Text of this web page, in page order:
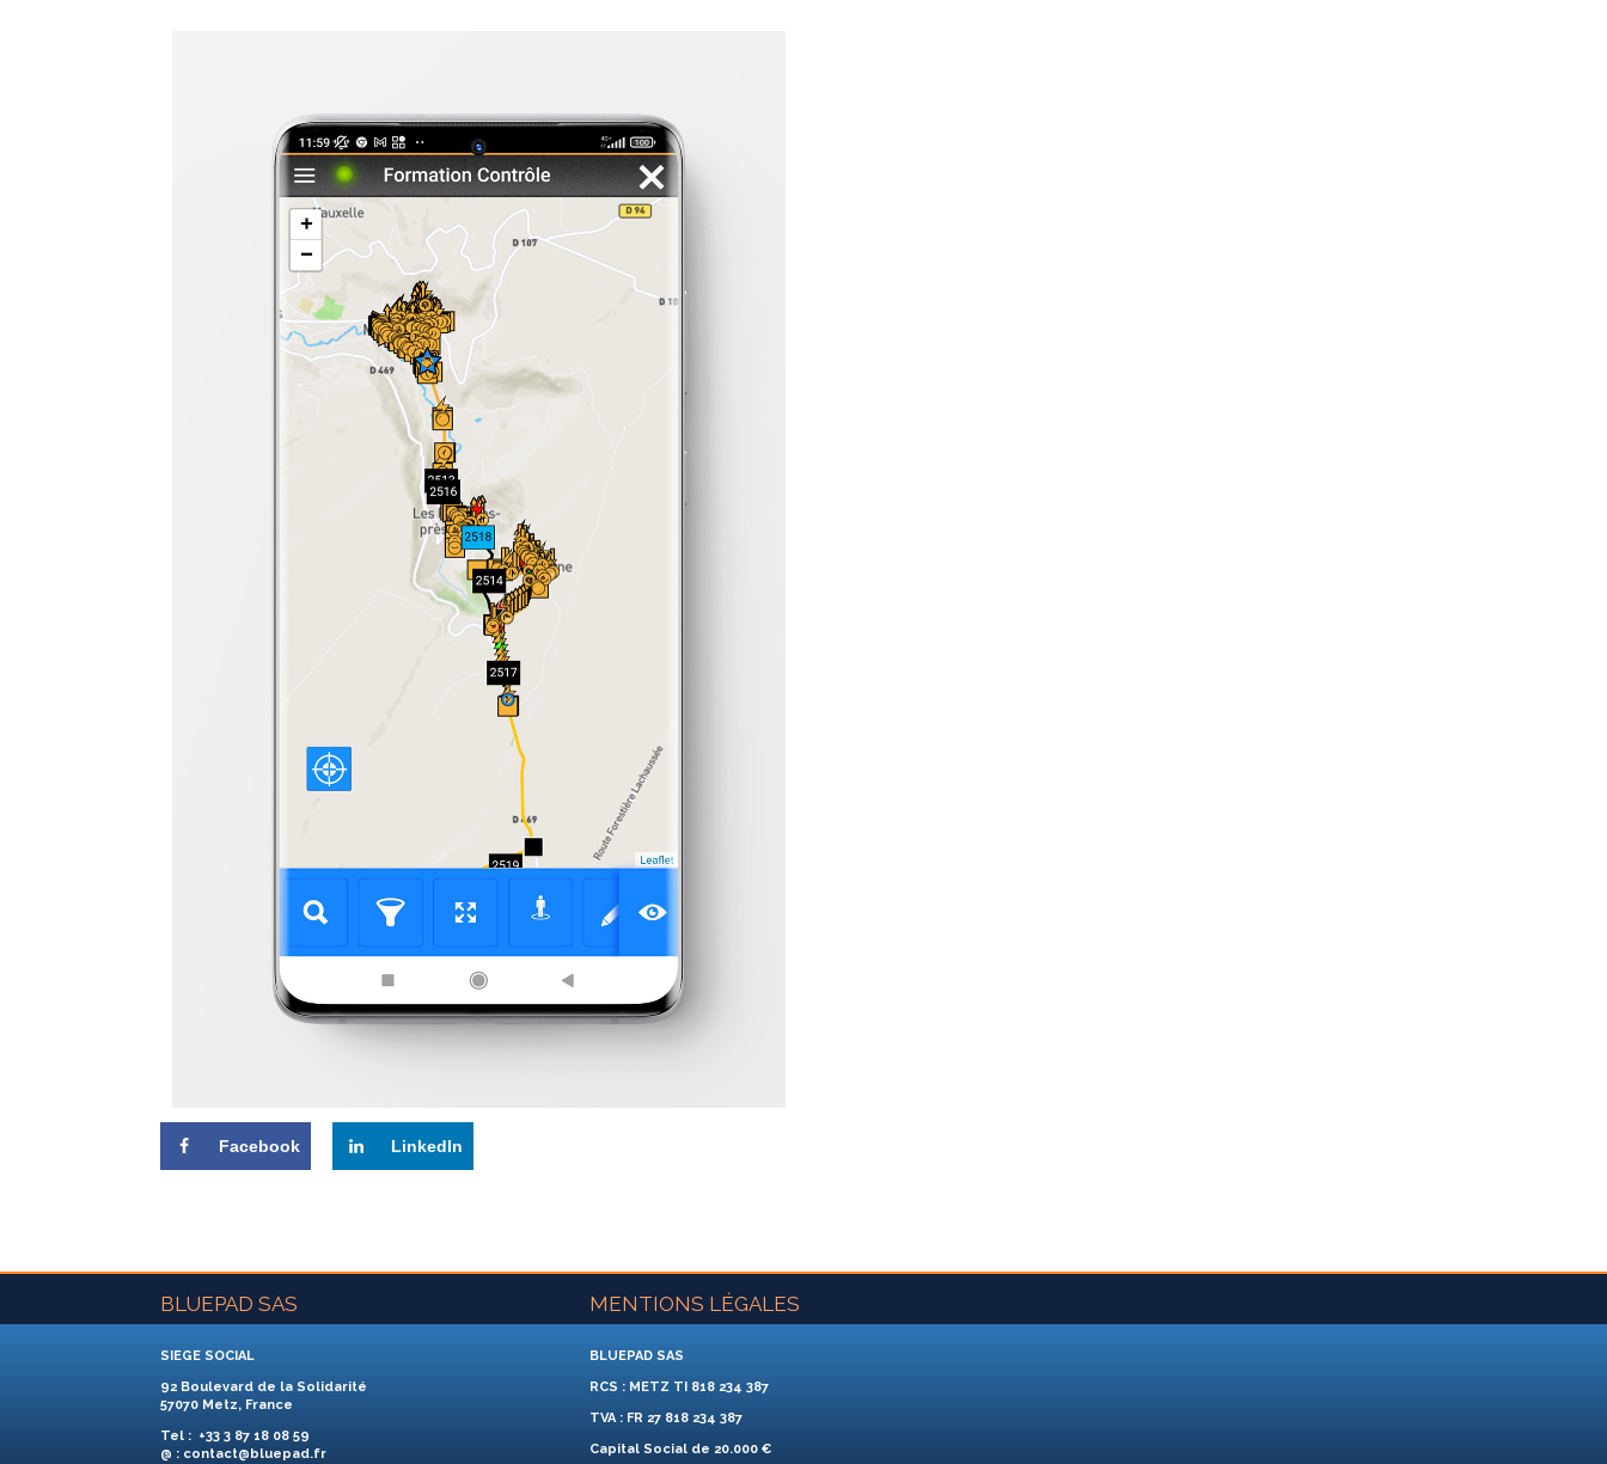
Facebook LinkedIn
BLUEPAD SAS
SIEGE SOCIAL
92 Boulevard de la Solidarité
57070 Metz, France
Tel : +33 3 87 18 08 59
@ : contact@bluepad.fr
MENTIONS LÉGALES
BLUEPAD SAS
RCS : METZ TI 818 234 387
TVA : FR 27 818 234 387
Capital Social de 20.000 €